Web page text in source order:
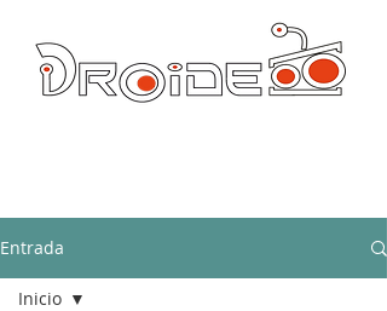
Entrada
Inicio